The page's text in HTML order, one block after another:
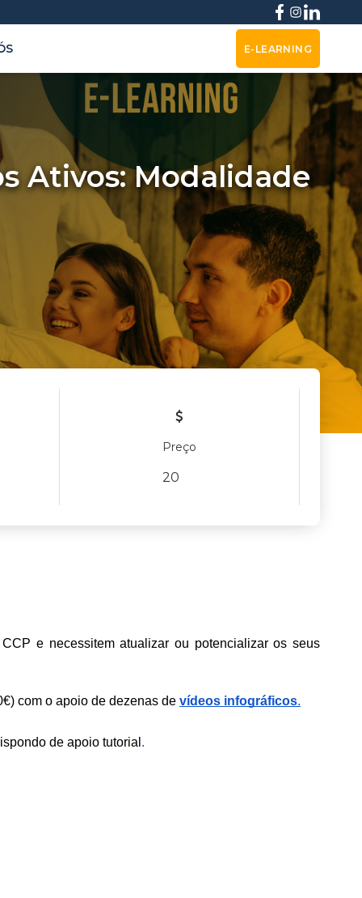
E-LEARNING
Ativos: Modalidade
Preço
20
e necessitem atualizar ou potencializar os seus
com o apoio de dezenas de vídeos infográficos.
de apoio tutorial .